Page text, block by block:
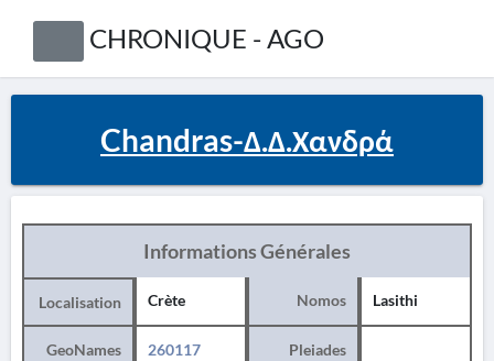
CHRONIQUE - AGO
Chandras-Δ.Δ.Χανδρά
Informations Générales
Localisation Crète Nomos Lasithi
GeoNames 260117 Pleiades